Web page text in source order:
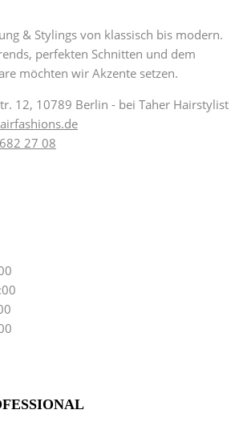
& Stylings von klassisch bis modern.
perfekten Schnitten und dem
möchten wir Akzente setzen.
12, 10789 Berlin - bei Taher Hairstylist
27 08